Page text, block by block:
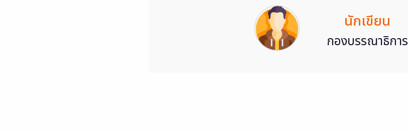
นักเขียน
กองบรรณาธิการ